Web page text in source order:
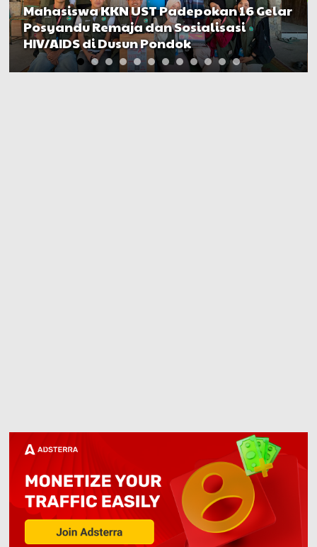
Mahasiswa KKN UST Padepokan 16 Gelar
Posyandu Remaja dan Sosialisasi
HIV/AIDS di Dusun Pondok